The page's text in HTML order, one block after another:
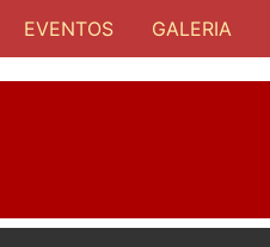
EVENTOS GALERIA